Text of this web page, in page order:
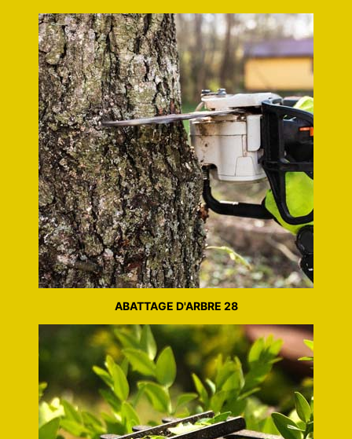
ABATTAGE D'ARBRE 28